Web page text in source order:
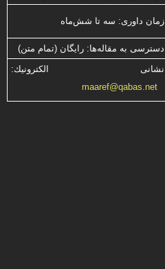
زمان داوری: سه تا شش‌ماه
دسترسی به مقاله‌ها: رایگان (تمام متن)
نشانی الكترونیك:
maaref@qabas.net